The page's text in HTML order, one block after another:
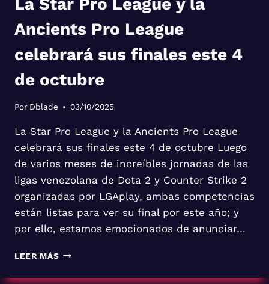
Ancients Pro League
celebrará sus finales este 4
de octubre
Por Dblade 03/10/2025
La Star Pro League y la Ancients Pro League
celebrará sus finales este 4 de octubre Luego
de varios meses de increíbles jornadas de las
ligas venezolana de Dota 2 y Counter Strike 2
organizadas por LGAplay, ambas competencias
están listas para ver su final por este año; y
por ello, estamos emocionados de anunciar…
LEER MÁSLA
PRO